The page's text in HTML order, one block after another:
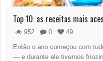
Top 10: as receitas mais
952 0
49
Então o ano começou com
— e durante ele tivemos